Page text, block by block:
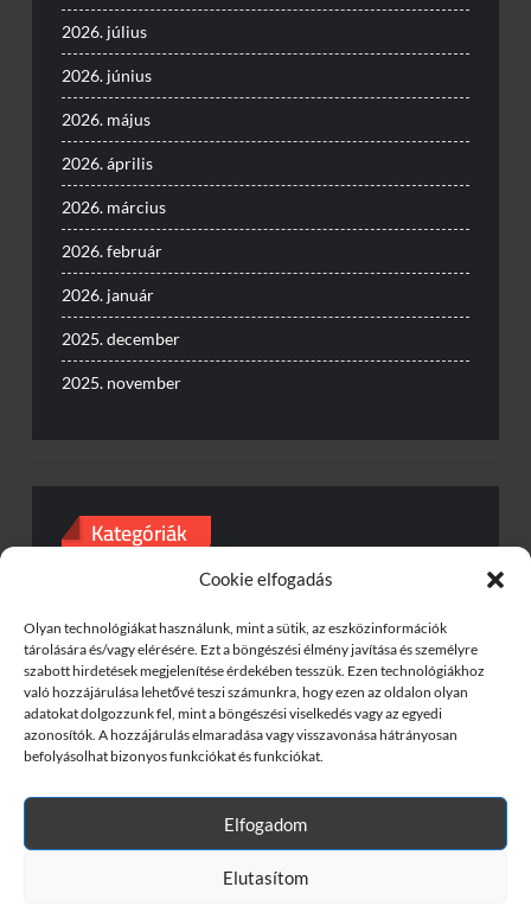
Cookie elfogadás
Olyan technológiákat használunk, mint a sütik, az eszközinformációk
tárolására és/vagy elérésére. Ezt a böngészési élmény javítása és személyre
szabott hirdetések megjelenítése érdekében tesszük. Ezen technológiákhoz
való hozzájárulása lehetővé teszi számunkra, hogy ezen az oldalon olyan
adatokat dolgozzunk fel, mint a böngészési viselkedés vagy az egyedi
azonosítók. A hozzájárulás elmaradása vagy visszavonása hátrányosan
befolyásolhat bizonyos funkciókat és funkciókat.
Elfogadom
Elutasítom
2026. július
2026. június
2026. május
2026. április
2026. március
2026. február
2026. január
2025. december
2025. november
Kategóriák
Egyéb
Gyorshajtás
Útinform
Freesia.